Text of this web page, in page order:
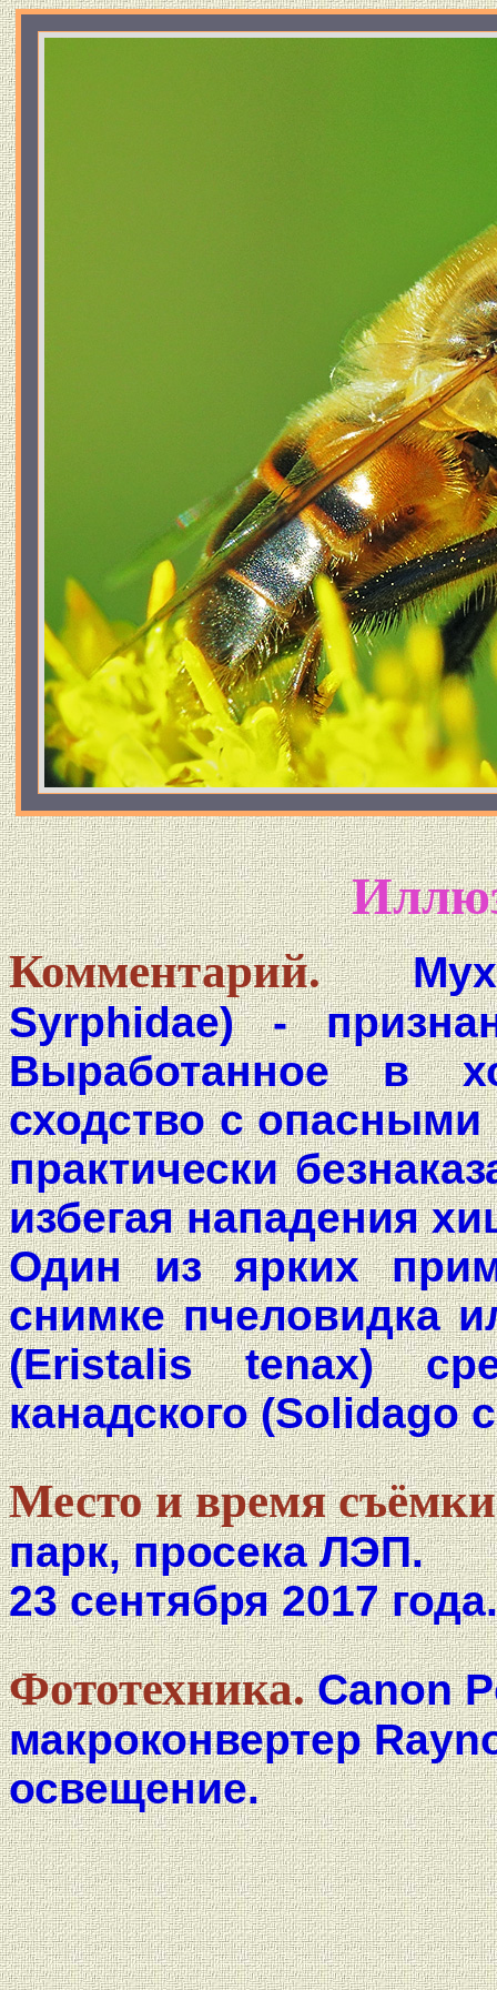
Комментарий.
Syrphidae) -
Выработанное в
сходство с
практически
избегая нападения
Один из ярких
снимке пчеловидка
(Eristalis tenax)
канадского (Solidago
Место и время
парк, просека ЛЭП.
23 сентября 2017 года.
Фототехника.Canon
макроконвертер
освещение.